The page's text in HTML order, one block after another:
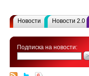
Новости Новости 2.0
Подписка на новости: